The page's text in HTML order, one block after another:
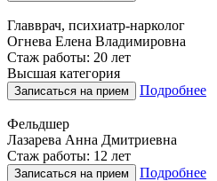
Главврач, психиатр-нарколог
Огнева Елена Владимировна
Стаж работы: 20 лет
Высшая категория
Записаться на прием Подробнее
Фельдшер
Лазарева Анна Дмитриевна
Стаж работы: 12 лет
Записаться на прием Подробнее